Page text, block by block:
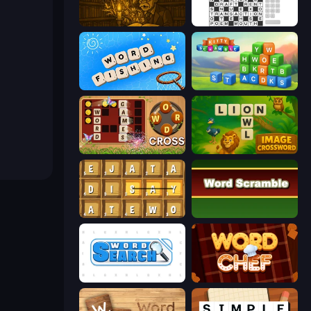
Lexicon Quest Crossword
Word Fishing Kitty Scramble: Word Stacks
Word Cross Image Crossword
Waffle Words
Word Search Word Chef